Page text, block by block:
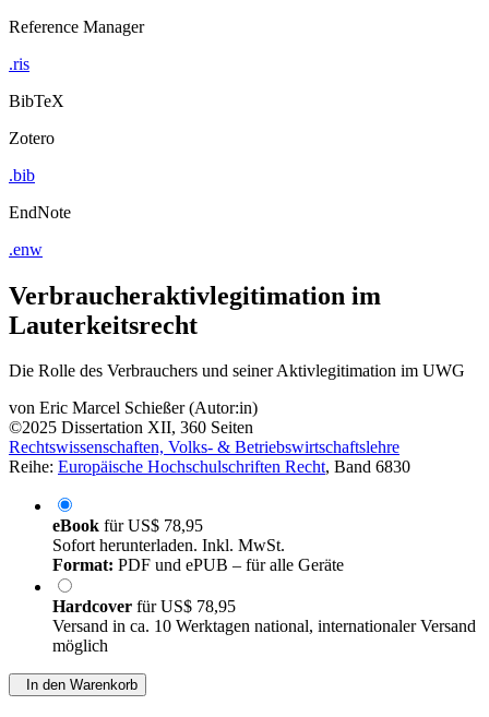
Reference Manager
.ris
BibTeX
Zotero
.bib
EndNote
.enw
Verbraucheraktivlegitimation im
Lauterkeitsrecht
Die Rolle des Verbrauchers und seiner Aktivlegitimation im UWG
von Eric Marcel Schießer (Autor:in)
©2025 Dissertation XII, 360 Seiten
Rechtswissenschaften, Volks- & Betriebswirtschaftslehre
Reihe: Europäische Hochschulschriften Recht, Band 6830
eBook fürUS$ 78,95
Sofort herunterladen. Inkl. MwSt.
Format: PDF und ePUB – für alle Geräte
Hardcover fürUS$ 78,95
Versand in ca. 10 Werktagen national, internationaler Versand
möglich
In den Warenkorb